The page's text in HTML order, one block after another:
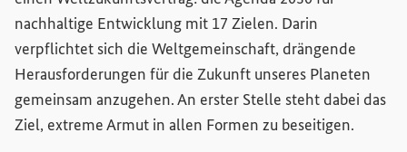
nachhaltige Entwicklung mit 17 Zielen. Darin
verpflichtet sich die Weltgemeinschaft, drängende
Herausforderungen für die Zukunft unseres Planeten
gemeinsam anzugehen. An erster Stelle steht dabei das
Ziel, extreme Armut in allen Formen zu beseitigen.